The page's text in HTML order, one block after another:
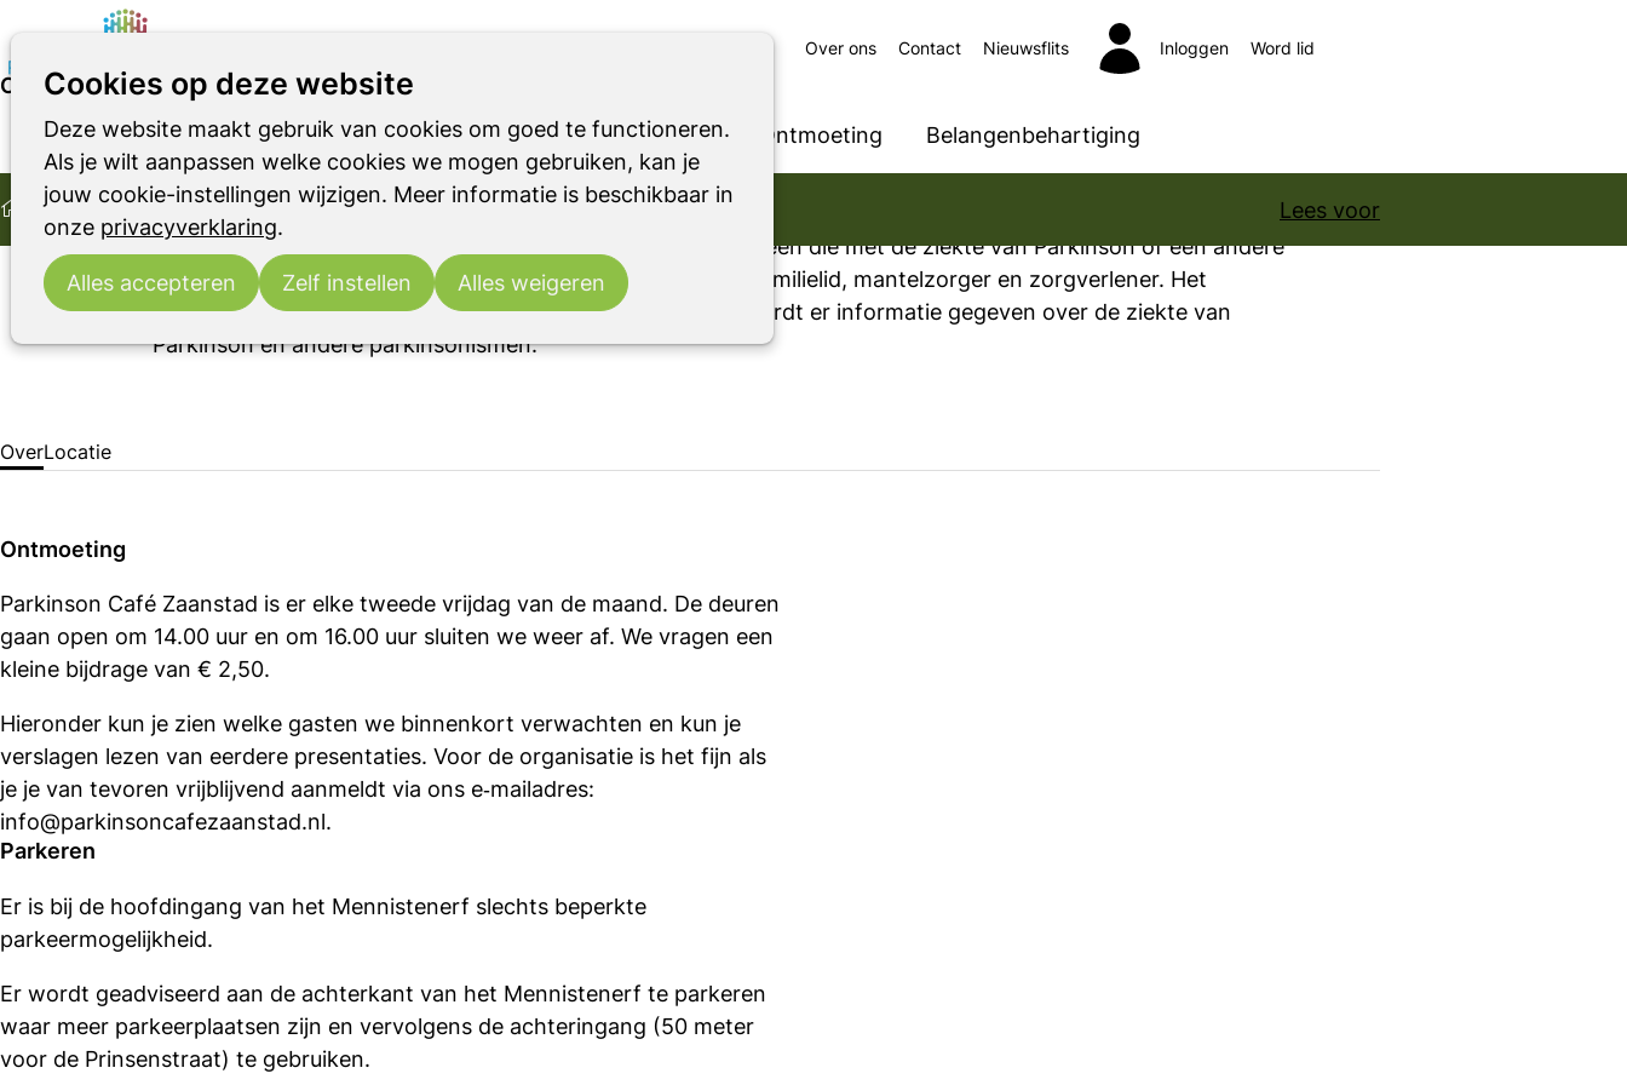
Cookies op deze website
Deze website maakt gebruik van cookies om goed te functioneren.
Als je wilt aanpassen welke cookies we mogen gebruiken, kan je
jouw cookie-instellingen wijzigen. Meer informatie is beschikbaar in
onze privacyverklaring.
Alles accepteren Zelf instellen Alles weigeren
Home
Parkinson Parkinsonismen RBD Ondersteuning Ontmoeting Belangenbehartiging
Over ons Contact Nieuwsflits Inloggen Word lid
Ontmoeting Parkinson Cafés Over Bijeenkomst december, inhoud volgt Lees voor
Over Bijeenkomst december, inhoud volgt
vr
11
dec
2026
14:00 - 16:00 Parkinson Café Zaanstad
Bijeenkomst december, inhoud volgt
Parkinson Café Zaanstad is een ontmoetingsplek voor iedereen die met de ziekte van Parkinson of een andere
vorm van parkinsonisme te maken heeft: patiënt, partner, familielid, mantelzorger en zorgverlener. Het
belangrijkste doel is het onderlinge contact en daarnaast wordt er informatie gegeven over de ziekte van
Parkinson en andere parkinsonismen.
OverLocatie
Ontmoeting
Parkinson Café Zaanstad is er elke tweede vrijdag van de maand. De deuren
gaan open om 14.00 uur en om 16.00 uur sluiten we weer af. We vragen een
kleine bijdrage van € 2,50.
Hieronder kun je zien welke gasten we binnenkort verwachten en kun je
verslagen lezen van eerdere presentaties. Voor de organisatie is het fijn als
je je van tevoren vrijblijvend aanmeldt via ons e‑mailadres:
info@parkinsoncafezaanstad.nl.
Parkeren
Er is bij de hoofdingang van het Mennistenerf slechts beperkte
parkeermogelijkheid.
Er wordt geadviseerd aan de achterkant van het Mennistenerf te parkeren
waar meer parkeerplaatsen zijn en vervolgens de achteringang (50 meter
voor de Prinsenstraat) te gebruiken.